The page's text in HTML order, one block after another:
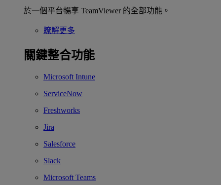
於一個平台暢享 TeamViewer 的全部功能。
瞭解更多
關鍵整合功能
Microsoft Intune
ServiceNow
Freshworks
Jira
Salesforce
Slack
Microsoft Teams